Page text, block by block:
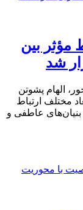
مؤثر بین
شد
الهام پشوتن
مختلف ارتباط
عاطفی و